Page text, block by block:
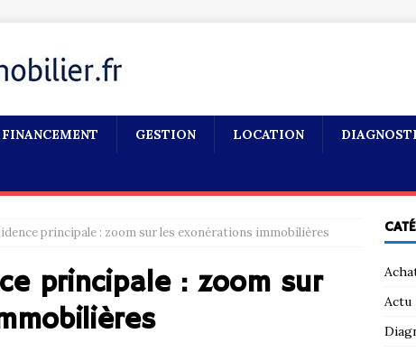
FINANCEMENT GESTION LOCATION
principale : zoom sur les exonérations immobilières
principale : zoom sur
Actu